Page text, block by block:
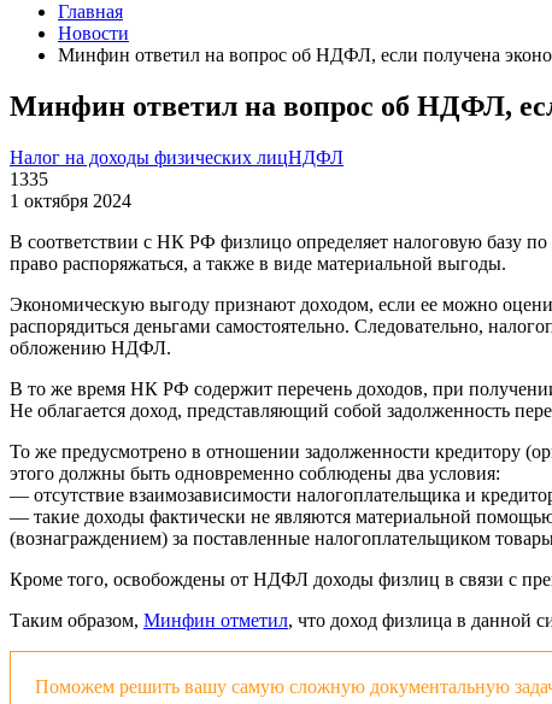
Главная
Новости
Минфин ответил на вопрос об НДФЛ, если получена
Минфин ответил на вопрос об НДФЛ,
Налог на доходы физических лицНДФЛ
1335
1 октября 2024
В соответствии с НК РФ физлицо определяет налоговую базу
право распоряжаться, а также в виде материальной выгоды.
Экономическую выгоду признают доходом, если ее можно
распорядиться деньгами самостоятельно. Следовательно,
обложению НДФЛ.
В то же время НК РФ содержит перечень доходов, при
Не облагается доход, представляющий собой задолженность
То же предусмотрено в отношении задолженности кредитору
этого должны быть одновременно соблюдены два условия:
— отсутствие взаимозависимости налогоплательщика и
— такие доходы фактически не являются материальной
(вознаграждением) за поставленные налогоплательщиком
Кроме того, освобождены от НДФЛ доходы физлиц в связи с
Таким образом, Минфин отметил, что доход физлица в данной
Поможем решить вашу самую сложную документальную